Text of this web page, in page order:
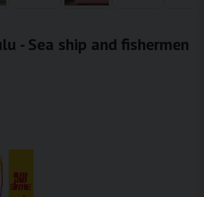
- Sea ship and fishermen